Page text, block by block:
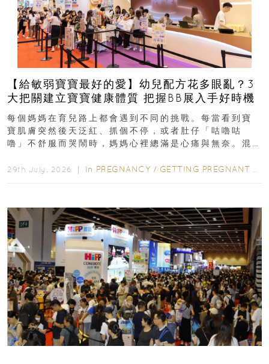
【給敏弱寶寶最好的愛】幼兒配方花多眼亂？3
大把關建立寶寶健康體質 把握BB展入手好時機
每個媽媽在育兒路上都會遇到不同的挑戰。每當看到寶
寶肌膚突然後天泛紅、抓個不停，或者肚仔「咕嚕咕
嚕」不舒服而哭鬧時，媽媽心裡總滿是心痛與無奈。混
29th July, 2026 ｜ In PREGNANCY / GETTING PREGNANT